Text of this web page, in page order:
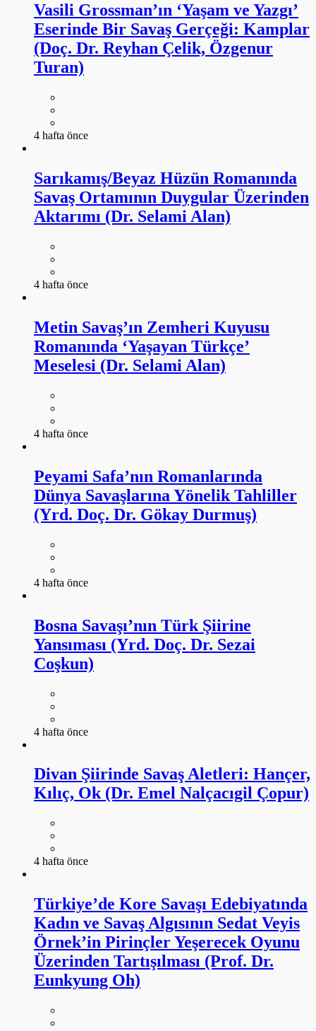
Vasili Grossman’ın ‘Yaşam ve Yazgı’
Eserinde Bir Savaş Gerçeği: Kamplar
(Doç. Dr. Reyhan Çelik, Özgenur
Turan)
4 hafta önce
Sarıkamış/Beyaz Hüzün Romanında
Savaş Ortamının Duygular Üzerinden
Aktarımı (Dr. Selami Alan)
4 hafta önce
Metin Savaş’ın Zemheri Kuyusu
Romanında ‘Yaşayan Türkçe’
Meselesi (Dr. Selami Alan)
4 hafta önce
Peyami Safa’nın Romanlarında
Dünya Savaşlarına Yönelik Tahliller
(Yrd. Doç. Dr. Gökay Durmuş)
4 hafta önce
Bosna Savaşı’nın Türk Şiirine
Yansıması (Yrd. Doç. Dr. Sezai
Coşkun)
4 hafta önce
Divan Şiirinde Savaş Aletleri: Hançer,
Kılıç, Ok (Dr. Emel Nalçacıgil Çopur)
4 hafta önce
Türkiye’de Kore Savaşı Edebiyatında
Kadın ve Savaş Algısının Sedat Veyis
Örnek’in Pirinçler Yeşerecek Oyunu
Üzerinden Tartışılması (Prof. Dr.
Eunkyung Oh)